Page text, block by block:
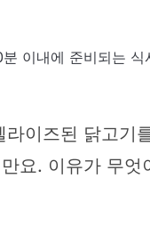
이내에 준비되는 식
이즈된 닭고기
요. 이유가 무엇